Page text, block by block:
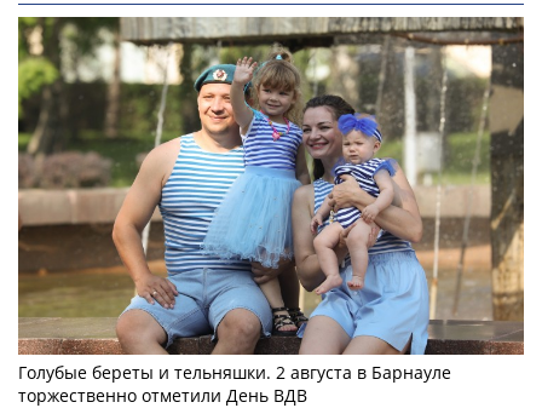
Голубые береты и тельняшки. 2 августа в Барнауле
торжественно отметили День ВДВ